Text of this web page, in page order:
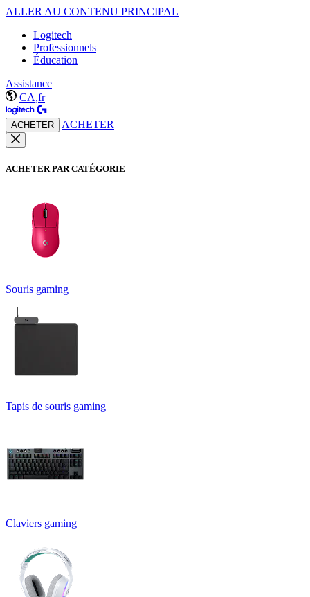
ALLER AU CONTENU PRINCIPAL
Logitech
Professionnels
Éducation
Assistance
CA,fr
ACHETER ACHETER
ACHETER PAR CATÉGORIE
Souris gaming
Tapis de souris gaming
Claviers gaming